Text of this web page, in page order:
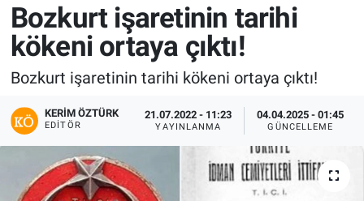
Bozkurt işaretinin tarihi
kökeni ortaya çıktı!
Bozkurt işaretinin tarihi kökeni ortaya çıktı!
KERIM ÖZTÜRK
EDITÖR
21.07.2022 - 11:23
YAYINLANMA
04.04.2025 - 01:45
GÜNCELLEME
Trafik Durumu
Süper Lig Puan Durumu ve Fikstür
Tüm Manşetler
Son Dakika Haberleri
Haber Arşivi